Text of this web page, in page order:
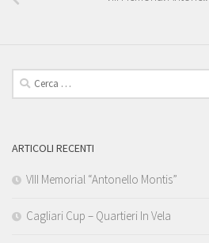
Ricerca
per:
ARTICOLI RECENTI
VIII Memorial “Antonello Montis”
Cagliari Cup – Quartieri In Vela